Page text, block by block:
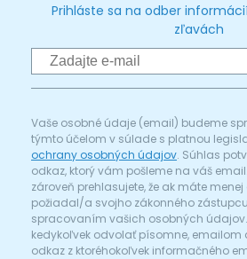
Prihláste sa na odber
zľavách
Vaše osobné údaje (email) budeme
týmto účelom v súlade s platnou
ochrany osobných údajov. Súhlas
odkaz, ktorý vám pošleme na váš
zároveň prehlasujete, že ak máte menej
požiadal/a svojho zákonného
spracovaním vašich osobných
kedykoľvek odvolať písomne, emailom
odkaz z ktoréhokoľvek informačného